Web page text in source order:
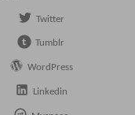
Twitter
Tumblr
WordPress
Linkedin